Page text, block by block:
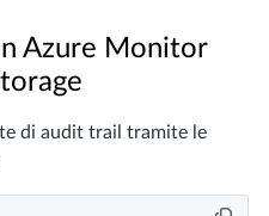
Azure Monitor
di audit trail tramite le